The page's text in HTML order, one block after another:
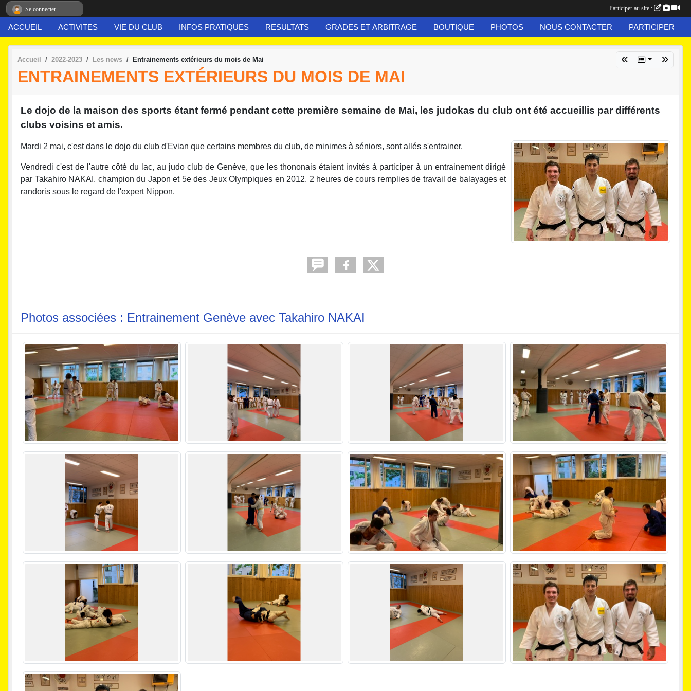
ACCUEIL ACTIVITES VIE DU CLUB INFOS PRATIQUES RESULTATS GRADES ET ARBITRAGE BOUTIQUE PHOTOS NOUS CONTACTER PARTICIPER
Accueil 2022-2023 Les news Entrainements extérieurs du mois de Mai
ENTRAINEMENTS EXTÉRIEURS DU MOIS DE MAI
Le dojo de la maison des sports étant fermé pendant cette première semaine de Mai, les judokas du club ont été accueillis par différents
clubs voisins et amis.
Mardi 2 mai, c'est dans le dojo du club d'Evian que certains membres du club, de minimes à séniors, sont allés s'entrainer.
Vendredi c'est de l'autre côté du lac, au judo club de Genève, que les thononais étaient invités à participer à un entrainement dirigé
par Takahiro NAKAI, champion du Japon et 5e des Jeux Olympiques en 2012. 2 heures de cours remplies de travail de balayages et
randoris sous le regard de l'expert Nippon.
Photos associées : Entrainement Genève avec Takahiro NAKAI
Se connecter Participer au site :
Panneau de gestion des cookies